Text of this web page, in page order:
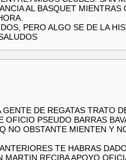
AL BASQUET MIENTRAS
PERO ALGO SE DE LA
DE REGATAS TRATO
OFICIO PSEUDO BARRAS
NO OBSTANTE MIENTEN Y
TE HABRAS
MARTIN RECIBA APOYO